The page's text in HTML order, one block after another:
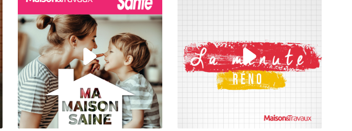
S12E142: L'actu auto du 20 juillet 2020
S12E140: L'actu auto du 17 juillet 2020
00:04:05 - IL Y A 6 ANS
S12E139: L'actu auto du 16 juillet 2020
00:03:46 - IL Y A 6 ANS